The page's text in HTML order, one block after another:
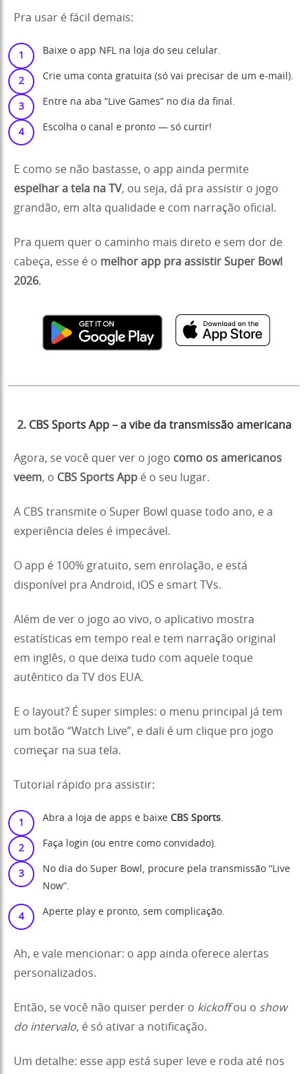
Pra usar é fácil demais:
Baixe o app NFL na loja do seu celular.
Crie uma conta gratuita (só vai precisar de um e-mail).
Entre na aba “Live Games” no dia da final.
Escolha o canal e pronto — só curtir!
E como se não bastasse, o app ainda permite
espelhar a tela na TV, ou seja, dá pra assistir o jogo
grandão, em alta qualidade e com narração oficial.
Pra quem quer o caminho mais direto e sem dor de
cabeça, esse é o melhor app pra assistir Super Bowl
2026.
2. CBS Sports App – a vibe da transmissão americana
Agora, se você quer ver o jogo como os americanos
veem, o CBS Sports App é o seu lugar.
A CBS transmite o Super Bowl quase todo ano, e a
experiência deles é impecável.
O app é 100% gratuito, sem enrolação, e está
disponível pra Android, iOS e smart TVs.
Além de ver o jogo ao vivo, o aplicativo mostra
estatísticas em tempo real e tem narração original
em inglês, o que deixa tudo com aquele toque
autêntico da TV dos EUA.
E o layout? É super simples: o menu principal já tem
um botão “Watch Live”, e dali é um clique pro jogo
começar na sua tela.
Tutorial rápido pra assistir:
Abra a loja de apps e baixe CBS Sports.
Faça login (ou entre como convidado).
No dia do Super Bowl, procure pela transmissão “Live
Now”.
Aperte play e pronto, sem complicação.
Ah, e vale mencionar: o app ainda oferece alertas
personalizados.
Então, se você não quiser perder o kickoffou o show
do intervalo, é só ativar a notificação.
Um detalhe: esse app está super leve e roda até nos